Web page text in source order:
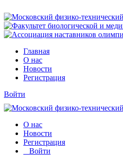
Главная
О нас
Новости
Регистрация
Войти
О нас
Новости
Регистрация
Войти